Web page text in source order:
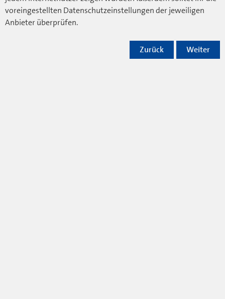
voreingestellten Datenschutzeinstellungen der jeweiligen
Anbieter überprüfen.
Weiter
Zurück